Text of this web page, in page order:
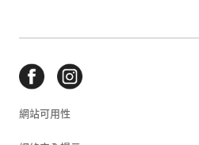
網站可用性